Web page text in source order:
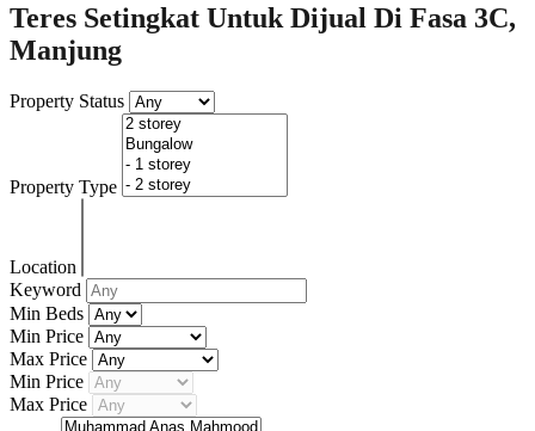
Teres Setingkat Untuk Dijual Di Fasa 3C,
Manjung
Property Status
Property Type
Location
Keyword
Min Beds
Min Price
Max Price
Min Price
Max Price